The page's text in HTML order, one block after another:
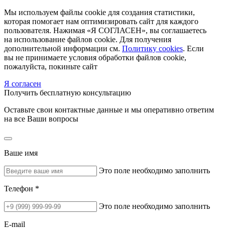
Мы используем файлы cookie для создания статистики,
которая помогает нам оптимизировать сайт для каждого
пользователя. Нажимая «Я СОГЛАСЕН», вы соглашаетесь
на использование файлов cookie. Для получения
дополнительной информации см. Политику cookies. Если
вы не принимаете условия обработки файлов cookie,
пожалуйста, покиньте сайт
Я согласен
Получить бесплатную консультацию
Оставьте свои контактные данные и мы оперативно ответим
на все Ваши вопросы
Ваше имя
Это поле необходимо заполнить
Телефон *
Это поле необходимо заполнить
E-mail